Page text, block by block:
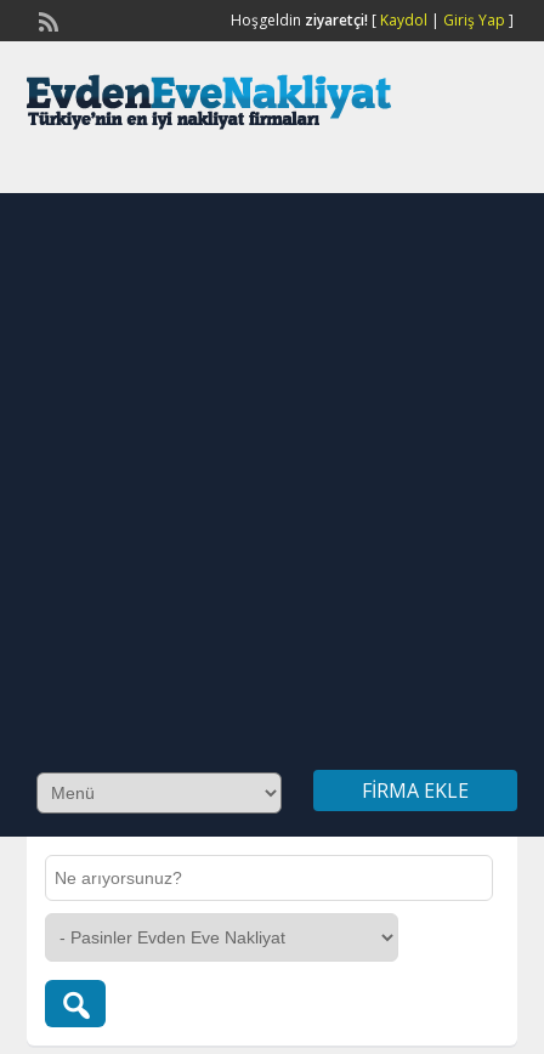
Hoşgeldin ziyaretçi![ Kaydol | Giriş Yap ]
FIRMA EKLE